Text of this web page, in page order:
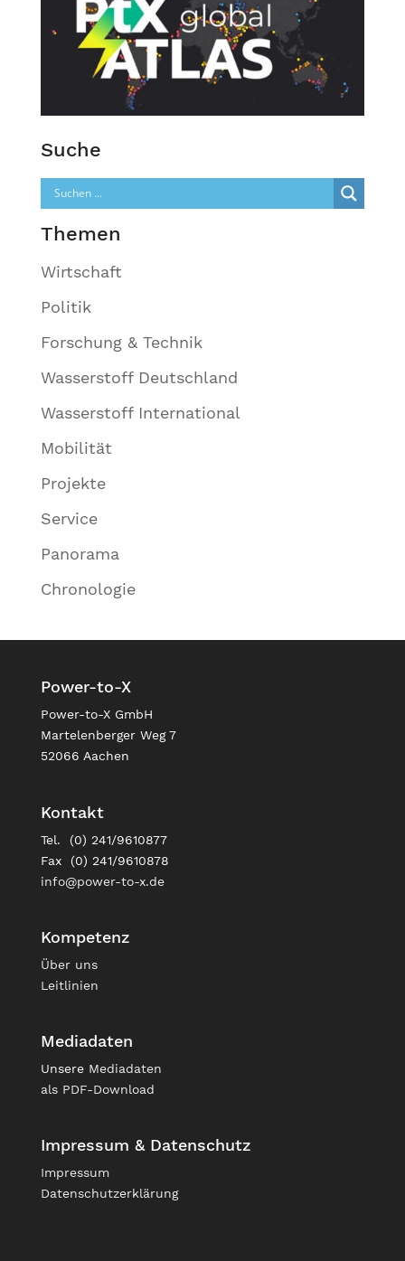
Suche
Themen
Wirtschaft
Politik
Forschung & Technik
Wasserstoff Deutschland
Wasserstoff International
Mobilität
Projekte
Service
Panorama
Chronologie
Power-to-X
Power-to-X GmbH
Martelenberger Weg 7
52066 Aachen
Kontakt
Tel. (0) 241/9610877
Fax (0) 241/9610878
info@power-to-x.de
Kompetenz
Über uns
Leitlinien
Mediadaten
Unsere Mediadaten
als PDF-Download
Impressum & Datenschutz
Impressum
Datenschutzerklärung